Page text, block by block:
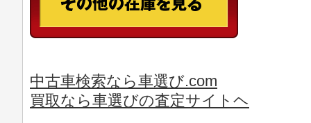
中古車検索なら車選び.com
買取なら車選びの査定サイトヘ